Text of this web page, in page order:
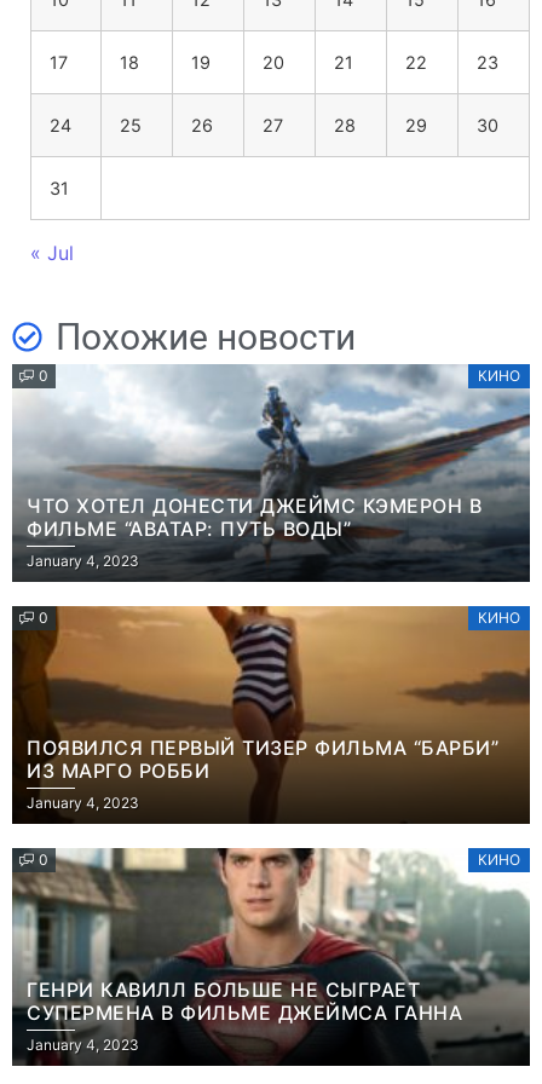
17 18 19 20 21 22 23
24 25 26 27 28 29 30
31
« Jul
Похожие новости
0 КИНО
ЧТО ХОТЕЛ ДОНЕСТИ ДЖЕЙМС КЭМЕРОН В
ФИЛЬМЕ “АВАТАР: ПУТЬ ВОДЫ”
January 4, 2023
0 КИНО
ПОЯВИЛСЯ ПЕРВЫЙ ТИЗЕР ФИЛЬМА “БАРБИ”
ИЗ МАРГО РОББИ
January 4, 2023
0 КИНО
ГЕНРИ КАВИЛЛ БОЛЬШЕ НЕ СЫГРАЕТ
СУПЕРМЕНА В ФИЛЬМЕ ДЖЕЙМСА ГАННА
January 4, 2023